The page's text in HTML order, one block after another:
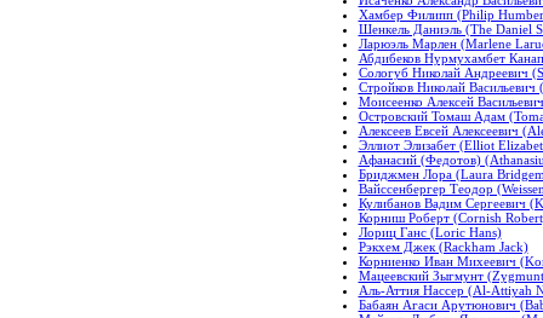
Хамбер Филипп (Philip
Шенкель Даниэль (The Daniel
Ларюэль Марлен (Marlene
Абдибеков Нурмухамбет
Сологуб Николай Андреевич
Стройков Николай
Моисеенко Алексей
Островский Томаш Адам
Алексеев Евсей Алексеевич
Эллиот Элизабет (Elliot
Афанасий (Федотов)
Бриджмен Лора (Laura
Вайссенбергер Теодор
Кулибанов Вадим Сергеевич
Корниш Роберт (Cornish
Лориц Ганс (Loric Hans)
Рэкхем Джек (Rackham Jack)
Корниенко Иван Михеевич
Мацеевский Зыгмунт
Аль-Аттия Нассер (Al-Attiyah
Бабаян Агаси Арутюнович